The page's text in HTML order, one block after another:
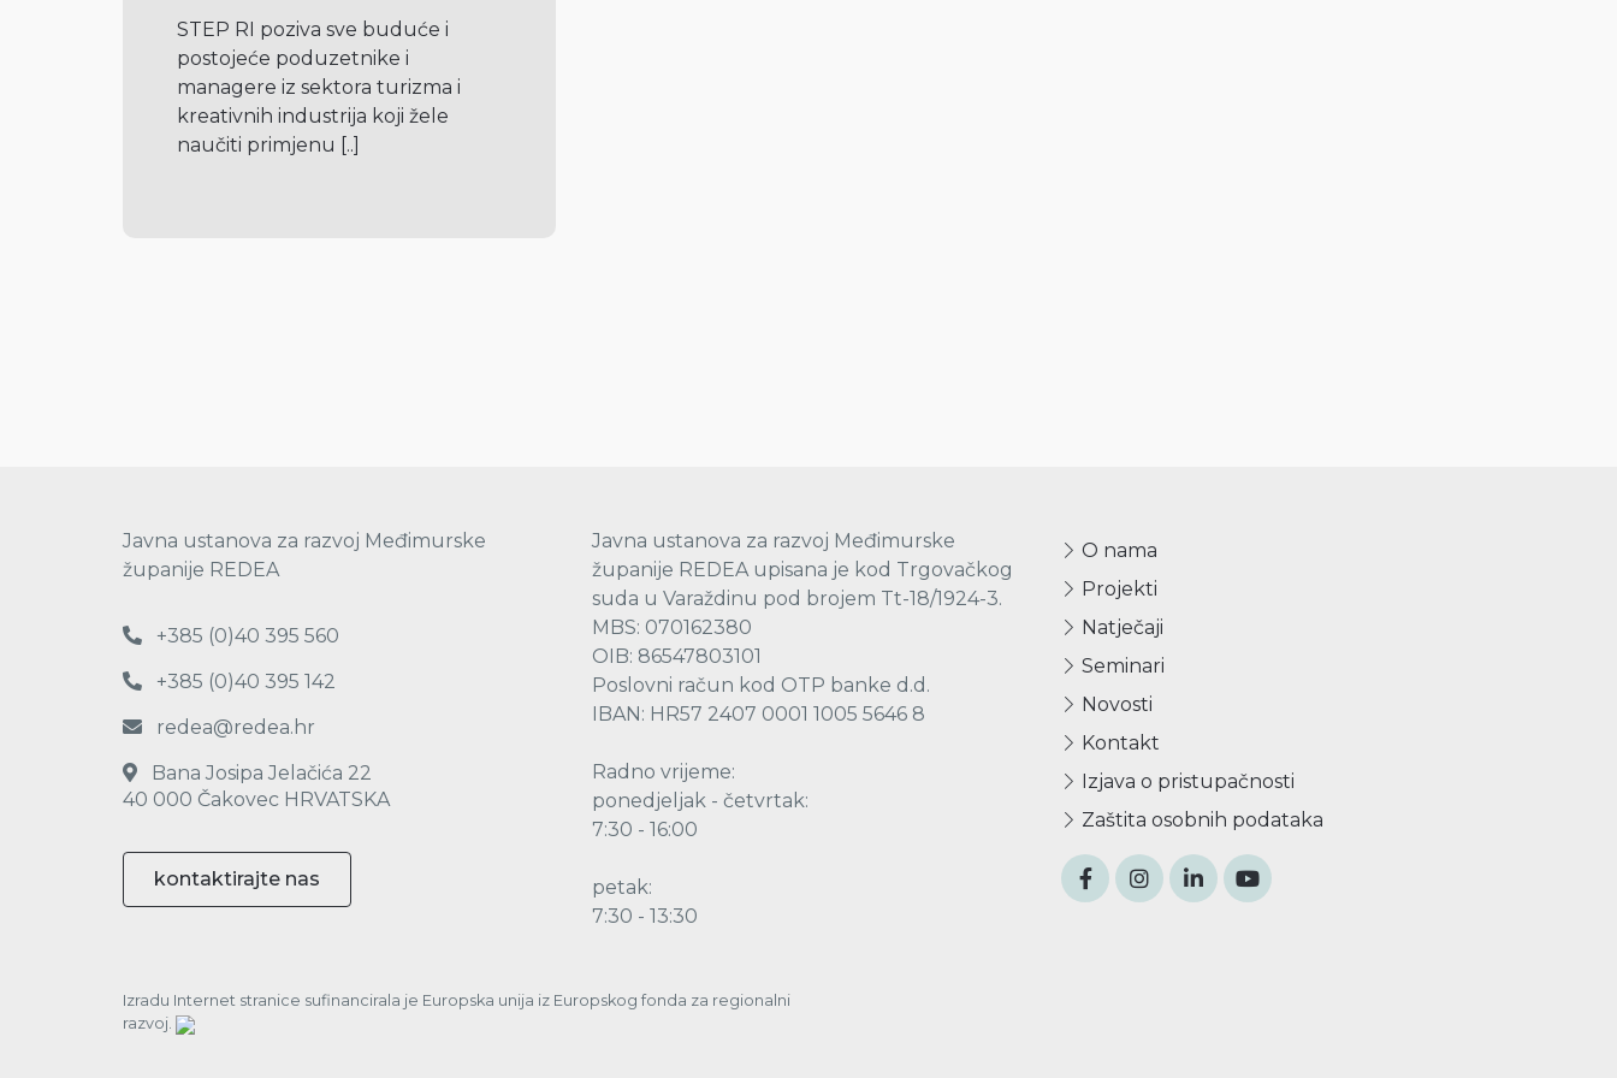
STEP RI poziva sve buduće i
postojeće poduzetnike i
managere iz sektora turizma i
kreativnih industrija koji žele
naučiti primjenu [..]
Javna ustanova za razvoj Međimurske
županije REDEA
+385 (0)40 395 560
+385 (0)40 395 142
redea@redea.hr
Bana Josipa Jelačića 22
40 000 Čakovec HRVATSKA
kontaktirajte nas
Javna ustanova za razvoj Međimurske
županije REDEA upisana je kod Trgovačkog
suda u Varaždinu pod brojem Tt-18/1924-3.
MBS: 070162380
OIB: 86547803101
Poslovni račun kod OTP banke d.d.
IBAN: HR57 2407 0001 1005 5646 8
Radno vrijeme:
ponedjeljak - četvrtak:
7:30 - 16:00
petak:
7:30 - 13:30
O nama
Projekti
Natječaji
Seminari
Novosti
Kontakt
Izjava o pristupačnosti
Zaštita osobnih podataka
Izradu Internet stranice sufinancirala je Europska unija iz Europskog fonda za regionalni
razvoj.